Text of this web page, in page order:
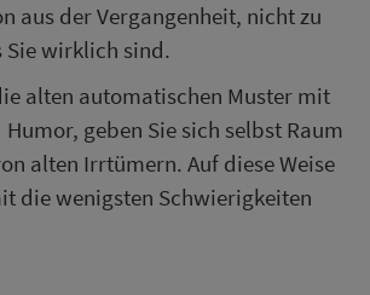
aus der Vergangenheit, nicht zu
Sie wirklich sind.
alten automatischen Muster mit
geben Sie sich selbst Raum
alten Irrtümern. Auf diese Weise
die wenigsten Schwierigkeiten